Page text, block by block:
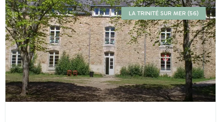
LA TRINITÉ SUR MER (56)